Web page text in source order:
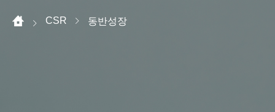
CSR 동반성장